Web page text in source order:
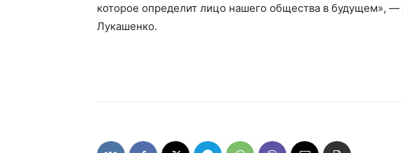
которое определит лицо нашего общества в будущем»,
Лукашенко.